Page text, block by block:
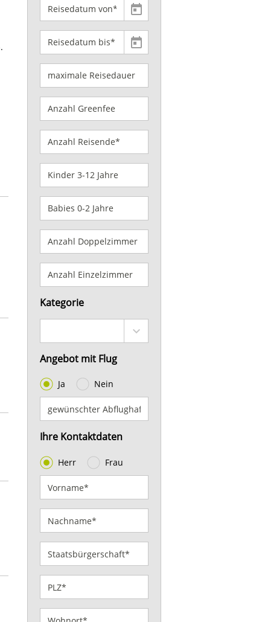
Kategorie
Angebot mit Flug
Ja Nein
Ihre Kontaktdaten
Herr Frau